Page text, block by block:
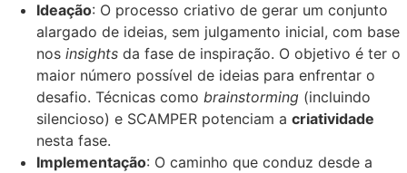
Ideação: O processo criativo de gerar um conjunto
alargado de ideias, sem julgamento inicial, com base
nos insights da fase de inspiração. O objetivo é ter o
maior número possível de ideias para enfrentar o
desafio. Técnicas como brainstorming (incluindo
silencioso) e SCAMPER potenciam a criatividade
nesta fase.
Implementação: O caminho que conduz desde a